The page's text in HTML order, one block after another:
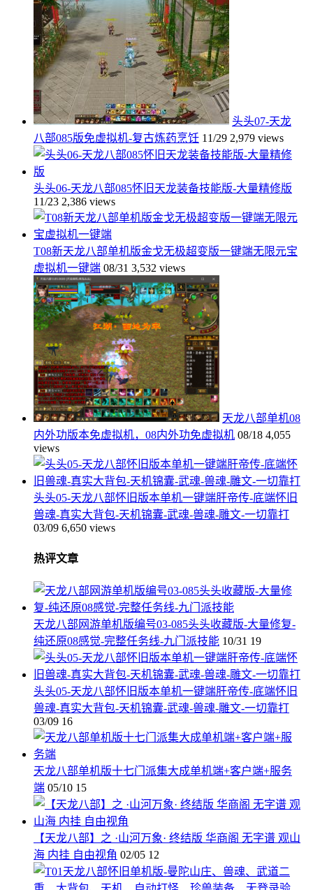
头头07-天龙
八部085版免虚拟机-复古炼药烹饪 11/29 2,979 views
头头06-天龙八部085怀旧天龙装备技能版-大量精修版
11/23 2,386 views
T08新天龙八部单机版金戈无极超变版一键端无限元宝
虚拟机一键端 08/31 3,532 views
天龙八部单机08
内外功版本免虚拟机，08内外功免虚拟机 08/18 4,055
views
头头05-天龙八部怀旧版本单机一键端肝帝传-底端怀旧
兽魂-真实大背包-天机锦囊-武魂-兽魂-雕文-一切靠打
03/09 6,650 views
热评文章
天龙八部网游单机版编号03-085头头收藏版-大量修复-
纯还原08感觉-完整任务线-九门派技能 10/31 19
头头05-天龙八部怀旧版本单机一键端肝帝传-底端怀旧
兽魂-真实大背包-天机锦囊-武魂-兽魂-雕文-一切靠打
03/09 16
天龙八部单机版十七门派集大成单机端+客户端+服务
端 05/10 15
【天龙八部】之 ·山河万象· 终结版 华商阁 无字谱 观山
海 内挂 自由视角 02/05 12